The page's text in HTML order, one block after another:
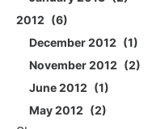
2012
6
December 2012
1
November 2012
2
June 2012
1
May 2012
2